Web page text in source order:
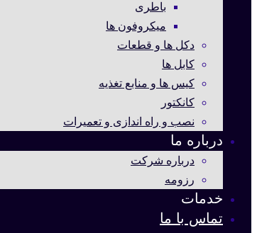
باطری
میکروفون ها
دکل ها و قطعات
کابل ها
کیس ها و منابع تغذیه
کانکتور
نصب و راه اندازی و تعمیرات
درباره ما
درباره شرکت
رزومه
خدمات
تماس با ما